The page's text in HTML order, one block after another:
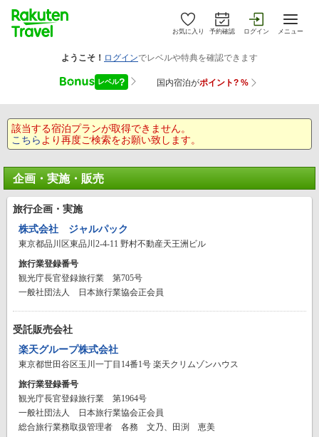
お気に入り 予約確認 ログイン メニュー
該当する宿泊プランが取得できません。
こちら より再度ご検索をお願い致します。
企画・実施・販売
旅行企画・実施
株式会社 ジャルパック
東京都品川区東品川2-4-11 野村不動産天王洲ビル
旅行業登録番号
観光庁長官登録旅行業 第705号
一般社団法人 日本旅行業協会正会員
受託販売会社
楽天グループ株式会社
東京都世田谷区玉川一丁目14番1号 楽天クリムゾンハウス
旅行業登録番号
観光庁長官登録旅行業 第1964号
一般社団法人 日本旅行業協会正会員
総合旅行業務取扱管理者 各務 文乃、田渕 恵美